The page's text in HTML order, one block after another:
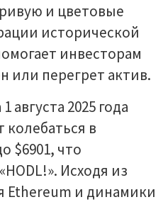
и цветовые
исторической
инвесторам
или перегрет актив.
августа 2025 года
колебаться в
$6901, что
Исходя из
Ethereum и динамики